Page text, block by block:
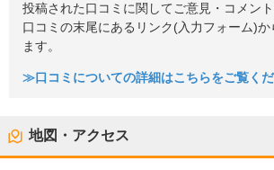
投稿された口コミに関してご意見・コメン
口コミの末尾にあるリンク(入力フォーム)
ます。
≫口コミについての詳細はこちらをご覧くだ
地図・アクセス